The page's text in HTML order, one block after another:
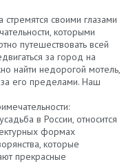
своими глазами
которыми
путешествовать всей
за город на
найти недорогой мотель,
его пределами. Наш
в России, относится
формах
которые
прекрасные